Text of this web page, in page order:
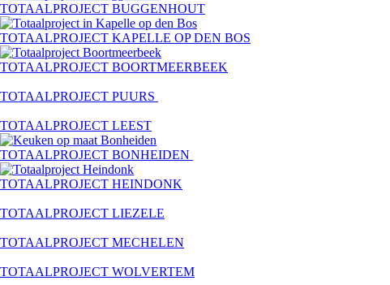
TOTAALPROJECT BUGGENHOUT
TOTAALPROJECT KAPELLE OP DEN BOS
TOTAALPROJECT BOORTMEERBEEK
TOTAALPROJECT PUURS
TOTAALPROJECT LEEST
TOTAALPROJECT BONHEIDEN
TOTAALPROJECT HEINDONK
TOTAALPROJECT LIEZELE
TOTAALPROJECT MECHELEN
TOTAALPROJECT WOLVERTEM